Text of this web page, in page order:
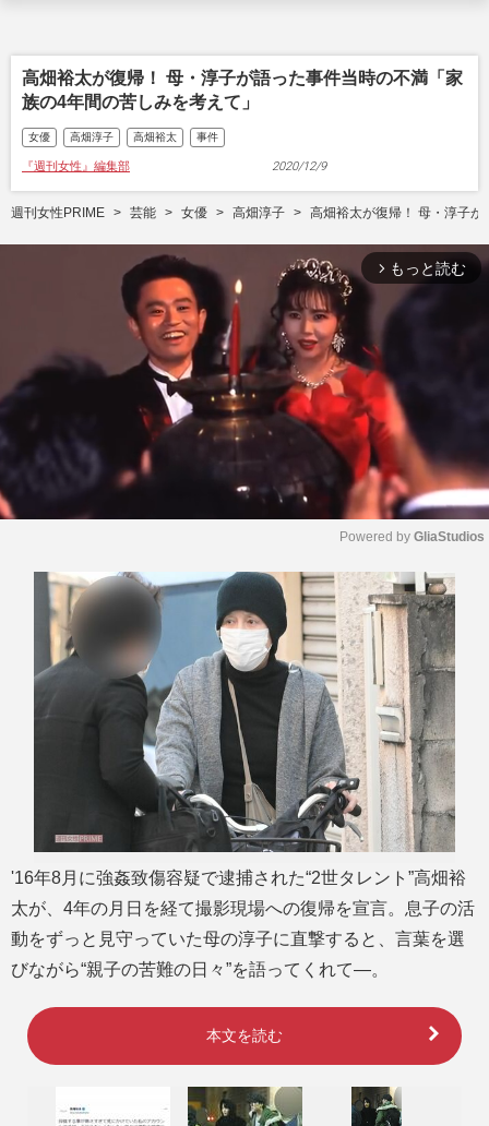
高畑裕太が復帰！ 母・淳子が語った事件当時の不満「家
族の4年間の苦しみを考えて」
女優 高畑淳子 高畑裕太 事件
『週刊女性』編集部 2020/12/9
週刊女性PRIME 芸能 女優 高畑淳子 高畑裕太が復帰！ 母・淳子
arrow_forward_ios もっと読む
M
u
t
e
Powered by GliaStudios
'16年8月に強姦致傷容疑で逮捕された“2世タレント”高畑裕
太が、4年の月日を経て撮影現場への復帰を宣言。息子の活
動をずっと見守っていた母の淳子に直撃すると、言葉を選
びながら“親子の苦難の日々”を語ってくれて―。
本文を読む